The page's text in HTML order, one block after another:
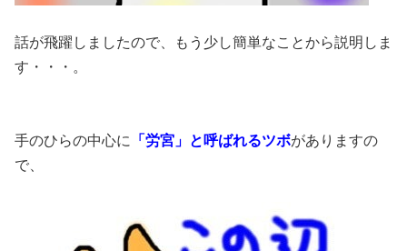
話が飛躍しましたので、もう少し簡単なことから説明しま
す・・・。
手のひらの中心に 「労宮」と呼ばれるツボがありますの
で、